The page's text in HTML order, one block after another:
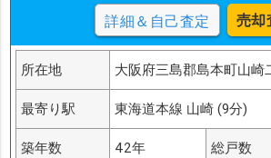
詳細＆自己査定 売却
所在地 大阪府三島郡島本町山崎
最寄り駅 東海道本線 山崎 (9分)
築年数 42年 総戸数